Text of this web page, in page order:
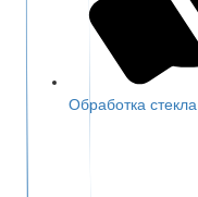
Обработка стекла